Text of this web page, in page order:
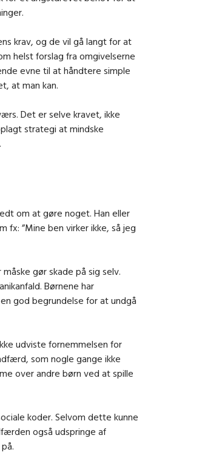
krav, og de vil gå langt for at
helst forslag fra omgivelserne
evne til at håndtere simple
at man kan.
Det er selve kravet, ikke
strategi at mindske
om at gøre noget. Han eller
fx: ”Mine ben virker ikke, så jeg
gør skade på sig selv.
Børnene har
god begrundelse for at undgå
udviste fornemmelsen for
som nogle gange ikke
over andre børn ved at spille
koder. Selvom dette kunne
også udspringe af